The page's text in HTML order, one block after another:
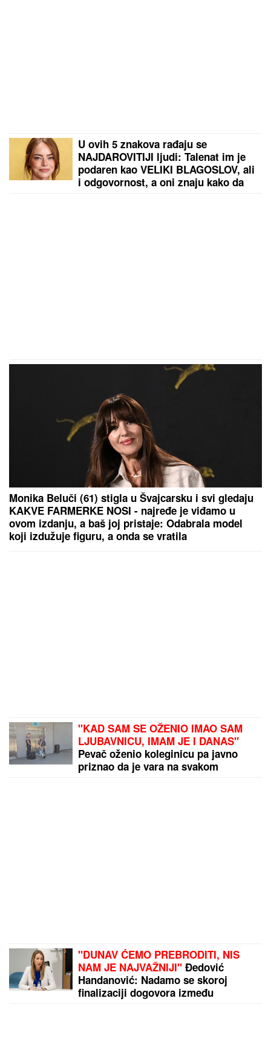
U ovih 5 znakova rađaju se
NAJDAROVITIJI ljudi: Talenat im je
podaren kao VELIKI BLAGOSLOV, ali
i odgovornost, a oni znaju kako da
Monika Beluči (61) stigla u Švajcarsku i svi gledaju
KAKVE FARMERKE NOSI - najređe je viđamo u
ovom izdanju, a baš joj pristaje: Odabrala model
koji izdužuje figuru, a onda se vratila
"KAD SAM SE OŽENIO IMAO SAM
LJUBAVNICU, IMAM JE I DANAS"
Pevač oženio koleginicu pa javno
priznao da je vara na svakom
"DUNAV ĆEMO PREBRODITI, NIS
NAM JE NAJVAŽNIJI" Đedović
Handanović: Nadamo se skoroj
finalizaciji dogovora između